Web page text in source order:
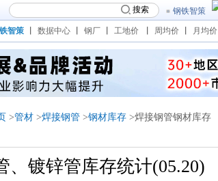
搜索 钢铁智策
智策 数据中心 钢厂 工地价 周均价 月均价
>管材 >焊接钢管 >钢材库存 >焊接钢管钢材库存
、镀锌管库存统计(05.20)